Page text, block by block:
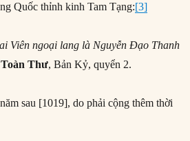
Quốc thỉnh kinh Tam Tạng:[3]
Viên ngoại lang là Nguyễn Đạo Thanh
Toàn Thư, Bản Kỷ, quyển 2.
sau [1019], do phải cộng thêm thời